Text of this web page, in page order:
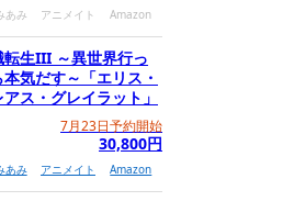
あみ アニメイト Amazon
転生III ～異世界行っ
気だす～「エリス・
ス・グレイラット」
7月23日予約開始
30,800円
あみ アニメイト Amazon